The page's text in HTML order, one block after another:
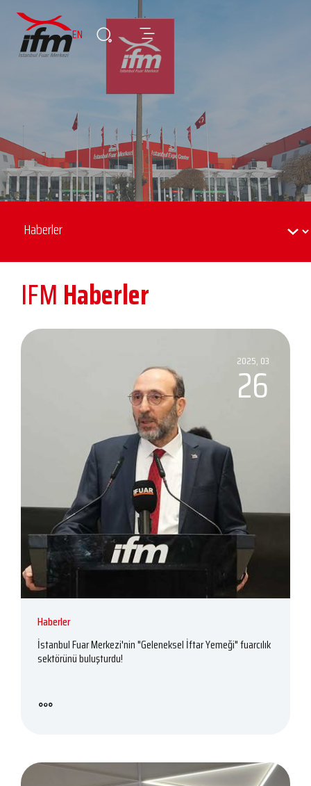
EN
IFMHaberler
2025, 03
26
Haberler
İstanbul Fuar Merkezi'nin "Geleneksel İftar Yemeği" fuarcılık
sektörünü buluşturdu!